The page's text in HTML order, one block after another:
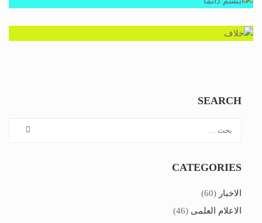
SEARCH
CATEGORIES
الاخبار (60)
الاعلام العلمى (46)